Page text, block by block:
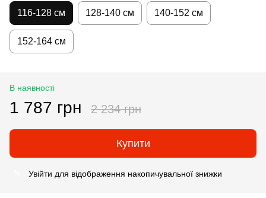
116-128 см 128-140 см 140-152 см
152-164 см
В наявності
1 787 грн 2 234 грн
Купити
Увійти для відображення накопичувальної знижки